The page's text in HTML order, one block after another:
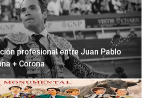
profesional entre Juan Pablo
+ Corona